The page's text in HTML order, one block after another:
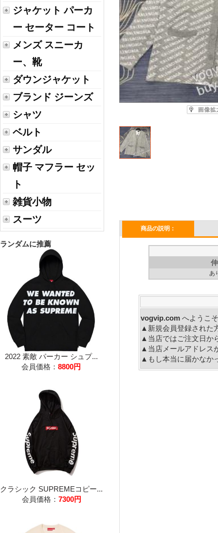
ジャケット パーカ
ー セーター コート
メンズ スニーカ
ー、靴
ダウンジャケット
ブランド ジーンズ
シャツ
ベルト
サンダル
帽子 マフラー セッ
ト
雑貨小物
スーツ
ランダムに推薦
2022 素敵 パーカー シュプ...
会員価格： 8800円
クラシック SUPREMEコピー...
会員価格： 7300円
商品の説明：
あ
vogvip.com へ
▲新規会員登録された
▲当店ではご注文日か
▲当店メールアドレス
▲もし本当に届かなか